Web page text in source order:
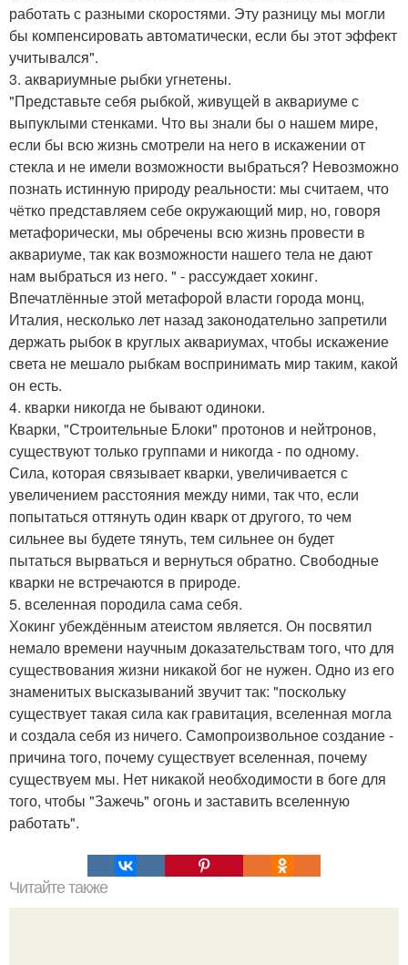
работать с разными скоростями. Эту разницу мы могли
бы компенсировать автоматически, если бы этот эффект
учитывался".
3. аквариумные рыбки угнетены.
"Представьте себя рыбкой, живущей в аквариуме с
выпуклыми стенками. Что вы знали бы о нашем мире,
если бы всю жизнь смотрели на него в искажении от
стекла и не имели возможности выбраться? Невозможно
познать истинную природу реальности: мы считаем, что
чётко представляем себе окружающий мир, но, говоря
метафорически, мы обречены всю жизнь провести в
аквариуме, так как возможности нашего тела не дают
нам выбраться из него. " - рассуждает хокинг.
Впечатлённые этой метафорой власти города монц,
Италия, несколько лет назад законодательно запретили
держать рыбок в круглых аквариумах, чтобы искажение
света не мешало рыбкам воспринимать мир таким, какой
он есть.
4. кварки никогда не бывают одиноки.
Кварки, "Строительные Блоки" протонов и нейтронов,
существуют только группами и никогда - по одному.
Сила, которая связывает кварки, увеличивается с
увеличением расстояния между ними, так что, если
попытаться оттянуть один кварк от другого, то чем
сильнее вы будете тянуть, тем сильнее он будет
пытаться вырваться и вернуться обратно. Свободные
кварки не встречаются в природе.
5. вселенная породила сама себя.
Хокинг убеждённым атеистом является. Он посвятил
немало времени научным доказательствам того, что для
существования жизни никакой бог не нужен. Одно из его
знаменитых высказываний звучит так: "поскольку
существует такая сила как гравитация, вселенная могла
и создала себя из ничего. Самопроизвольное создание -
причина того, почему существует вселенная, почему
существуем мы. Нет никакой необходимости в боге для
того, чтобы "Зажечь" огонь и заставить вселенную
работать".
Читайте также